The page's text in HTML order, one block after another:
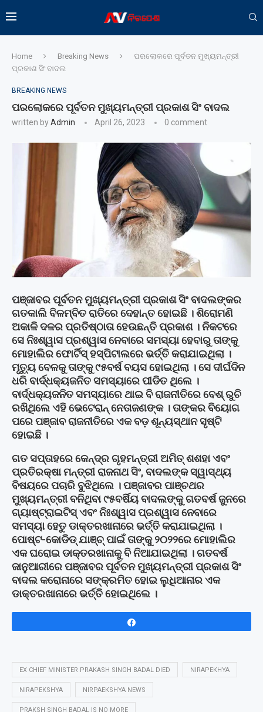
Home Breaking News
ପରଲୋକରେ ପୂର୍ବତନ ମୁଖ୍ୟମନ୍ତ୍ରୀ
ପ୍ରକାଶ ସିଂ ବାଦଲ
BREAKING NEWS
ପରଲୋକରେ ପୂର୍ବତନ ମୁଖ୍ୟମନ୍ତ୍ରୀ ପ୍ରକାଶ ସିଂ ବାଦଲ
written byAdmin April 26, 2023 0 comment
ପଞ୍ଜାବର ପୂର୍ବତନ ମୁଖ୍ୟମନ୍ତ୍ରୀ ପ୍ରକାଶ ସିଂ ବାଦଲଙ୍କର
ଗତକାଲି ବିଳମ୍ବିତ ରାତିରେ ଦେହାନ୍ତ ହୋଇଛି । ଶିରୋମଣି
ଅକାଳି ଦଳର ପ୍ରତିଷ୍ଠାତା ହେଉଛନ୍ତି ପ୍ରକାଶ । ନିକଟରେ
ସେ ନିଃଶ୍ୱାସ ପ୍ରଶ୍ୱାସ ନେବାରେ ସମସ୍ୟା ହେବାରୁ ତାଙ୍କୁ
ମୋହାଲିର ଫୋର୍ଟିସ୍ ହସ୍ପିଟାଲରେ ଭର୍ତ୍ତି କରାଯାଇଥିଲା ।
ମୃତ୍ୟୁ ବେଳକୁ ତାଙ୍କୁ ୯୫ବର୍ଷ ବୟସ ହୋଇଥିଲା । ସେ ଦୀର୍ଘଦିନ
ଧରି ବାର୍ଦ୍ଧକ୍ୟଜନିତ ସମସ୍ୟାରେ ପୀଡିତ ଥିଲେ ।
ବାର୍ଦ୍ଧକ୍ୟଜନିତ ସମସ୍ୟାରେ ଥାଇ ବି ରାଜନୀତିରେ ବେଶ୍ ରୁଚି
ରଖିଥିଲେ ଏହି ଭେଟେରାନ୍ ନେତାଜଣଙ୍କ । ତାଙ୍କର ବିୟୋଗ
ପରେ ପଞ୍ଜାବ ରାଜନୀତିରେ ଏକ ବଡ଼ ଶୂନ୍ୟସ୍ଥାନ ସୃଷ୍ଟି
ହୋଇଛି ।
ଗତ ସପ୍ତାହରେ କେନ୍ଦ୍ର ଗୃହମନ୍ତ୍ରୀ ଅମିତ୍ ଶଶହା ଏବଂ
ପ୍ରତିରକ୍ଷା ମନ୍ତ୍ରୀ ରାଜନାଥ ସିଂ, ବାଦଲଙ୍କ ସ୍ୱାସ୍ଥ୍ୟ
ବିଷୟରେ ପଚାରି ବୁଝିଥିଲେ । ପଞ୍ଜାବର ପାଞ୍ଚଥର
ମୁଖ୍ୟମନ୍ତ୍ରୀ ବନିଥିବା ୯୫ବର୍ଷିୟ ବାଦଲଙ୍କୁ ଗତବର୍ଷ ଜୁନରେ
ଗ୍ୟାଷ୍ଟ୍ରାଇଟିସ୍ ଏବଂ ନିଃଶ୍ୱାସ ପ୍ରଶ୍ୱାସ ନେବାରେ
ସମସ୍ୟା ହେତୁ ଡାକ୍ତରଖାନାରେ ଭର୍ତ୍ତି କରାଯାଇଥିଲା ।
ପୋଷ୍ଟ-କୋଡିଡ୍ ଯାଞ୍ଚ୍ ପାଇଁ ତାଙ୍କୁ ୨୦୨୨ରେ ମୋହାଲିର
ଏକ ଘରୋଇ ଡାକ୍ତରଖାନାକୁ ବି ନିଆଯାଇଥିଲା । ଗତବର୍ଷ
ଜାନୁଆରୀରେ ପଞ୍ଜାବର ପୂର୍ବତନ ମୁଖ୍ୟମନ୍ତ୍ରୀ ପ୍ରକାଶ ସିଂ
ବାଦଲ କରୋନାରେ ସଙ୍କ୍ରମିତ ହୋଇ ଲୁଧିଆନାର ଏକ
ଡାକ୍ତରଖାନାରେ ଭର୍ତ୍ତି ହୋଇଥିଲେ ।
EX CHIEF MINISTER PRAKASH SINGH BADAL DIED NIRAPEKHYA
NIRAPEKSHYA NIRPAEKSHYA NEWS
PRAKSH SINGH BADAL IS NO MORE